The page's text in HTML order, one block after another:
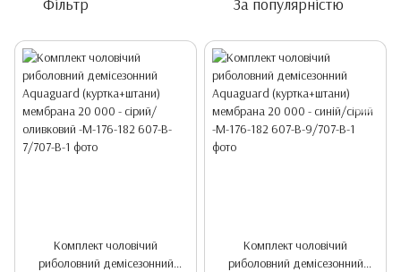
Комплект чоловічий
риболовний демісезонний
Комплект чоловічий
риболовний демісезонний